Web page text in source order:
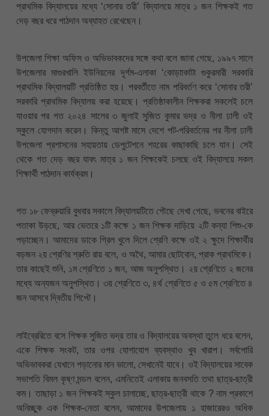
প্রাথমিক বিদ্যালয়ের মধ্যে ‘সোনার তরী’ বিদ্যালয়ে মাত্র ১ জন শিক্ষকই গত
দেড় বছর ধরে পাঠদান অব্যাহত রেখেছেন।
উপজেলা শিক্ষা অফিস ও অভিভাবকদের সঙ্গে কথা বলে জানা গেছে, ১৯৯৭ সালে
উপজেলার মাগুরখালি ইউনিয়নের দূর্গম-এলাকা ‘কোড়াাকাটা গুকুরমারী সরকারি
প্রাথমিক বিদ্যালয়টি প্রতিষ্ঠিত হয়। পরবর্তীতে নাম পরিবর্তণ করে ‘সোনার তরী’
সরকারি প্রাথমিক বিদ্যালয় করা হয়েছে। প্রতিষ্ঠাকালীন শিক্ষকরা সকলেই চলে
যাওয়ার পর গত ২০২৪ সালের ৩ জুলাই সুজিত কুমার ভদ্র ও নীলা ঢালী ওই
স্কুলে যোগদান করেন। কিন্তু আগষ্ট মাসে দেশে পট-পরিবর্তনের পর নীলা ঢালী
উপজেলা প্রশাসনের সহায়তায় ডেপুটেশনে শহরের কাছাকাছি চলে যান। সেই
থেকে গত দেড় বছর যাবৎ মাত্র ১ জন শিক্ষকেই চলছে ওই বিদ্যালয়ে সকল
শিক্ষার্থী পাঠদান কার্যক্রম।
গত ১৮ ফেব্রুয়ারি বুধবার সকালে বিদ্যালয়টিতে পৌছে দেখা গেছে, ভবনের বাইরে
পতাকা উড়ছে, আর ভেতরে ১টি কক্ষে ১ জন শিক্ষক দাড়িয়ে ২টি কন্যা শিশু-কে
পড়াচ্ছেন। আমাদের ডাকে গ্রিল খুলে দিলে শ্রেণি কক্ষে ওই ২ ক্ষুদে শিক্ষার্থীর
বড়জন ২য় শ্রেণির শ্রুতি রায় বলে, ও অথৈ, আমার ছোটবোন, প্রাক প্রাথমিকে।
তার কাছেই শুনি, ১ম শ্রেণিতে ১ জন, আজ অনুপস্থিত। ২য় শ্রেণিতে ২ জনের
মধ্যে অন্যজন অনুপস্থিত। ৩য় শ্রেণিতে ৩, ৪র্থ শ্রেণিতে ৫ ও ৫ম শ্রেণিতে ৪
জন আসবে দ্বিতীয় শিপ্টে।
লাইব্রেরিতে বসে শিক্ষক সুজিত ভদ্র তার ও বিদ্যালয়ের অবস্থা তুলে ধরে বলেন,
একে শিক্ষক সংকট, তার ওপর যোগাযোগ ব্যবস্থাও খুব খারাপ। সর্বপোরি
অভিভাবকরা যেখানে পড়ানোর মান ভালো, সেখানেই যাবে। ওই বিদ্যালয়ের সাবেক
সভাপতি বিমল কৃষ্ণ মন্ডল বলেন, এমনিতেই এলাকায় জনবসতি তথা ছাত্র-ছাত্রী
কম। তাছাড়া ১ জন শিক্ষকই স্কুল চালাচ্ছে, ছাত্র-ছাত্রী থাকে ? নাম প্রকাশে
অনিচ্ছুক এক শিক্ষক-নেতা বলেন, আমাদের উপজেলায় ১ হাজারেরও অধিক